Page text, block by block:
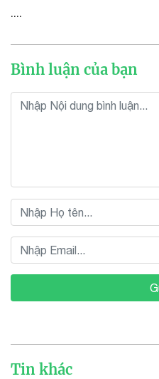
....
Bình luận của bạn
Tin khác